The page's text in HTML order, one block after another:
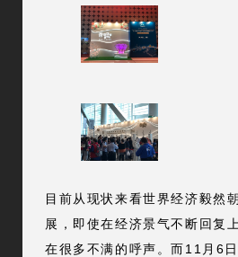
目前从现状来看世界经济毅然
展，即使在经济景气不断回复
在很多不满的呼声。而11月6